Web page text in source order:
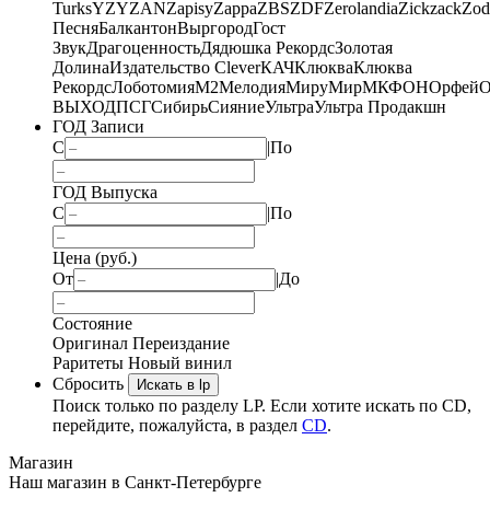
TurksYZYZANZapisyZappaZBSZDFZerolandiaZickzack
ПесняБалкантонВыргородГост
ЗвукДрагоценностьДядюшка РекордсЗолотая
ДолинаИздательство CleverКАЧКлюкваКлюква
РекордсЛоботомияМ2МелодияМируМирМКФОНОрфей
ВЫХОДПСГСибирьСияниеУльтраУльтра Продакшн
ГОД Записи
С
|По
ГОД Выпуска
С
|По
Цена (руб.)
От
|До
Состояние
Оригинал Переиздание
Раритеты Новый винил
Сбросить
Искать в lp
Поиск только по разделу LP. Если хотите искать по CD,
перейдите, пожалуйста, в раздел CD.
Магазин
Наш магазин в Санкт-Петербурге